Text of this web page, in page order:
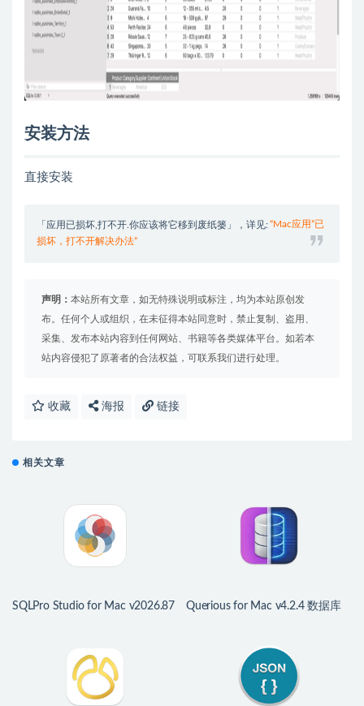
安装方法
直接安装
「应用已损坏,打不开.你应该将它移到废纸篓」，详见:“Mac应用”已
损坏，打不开解决办法”
声明： 本站所有文章，如无特殊说明或标注，均为本站原创发
布。任何个人或组织，在未征得本站同意时，禁止复制、盗用、
采集、发布本站内容到任何网站、书籍等各类媒体平台。如若本
站内容侵犯了原著者的合法权益，可联系我们进行处理。
收藏 海报 链接
相关文章
SQLPro Studio for Mac v2026.87
Querious for Mac v4.2.4 数据库